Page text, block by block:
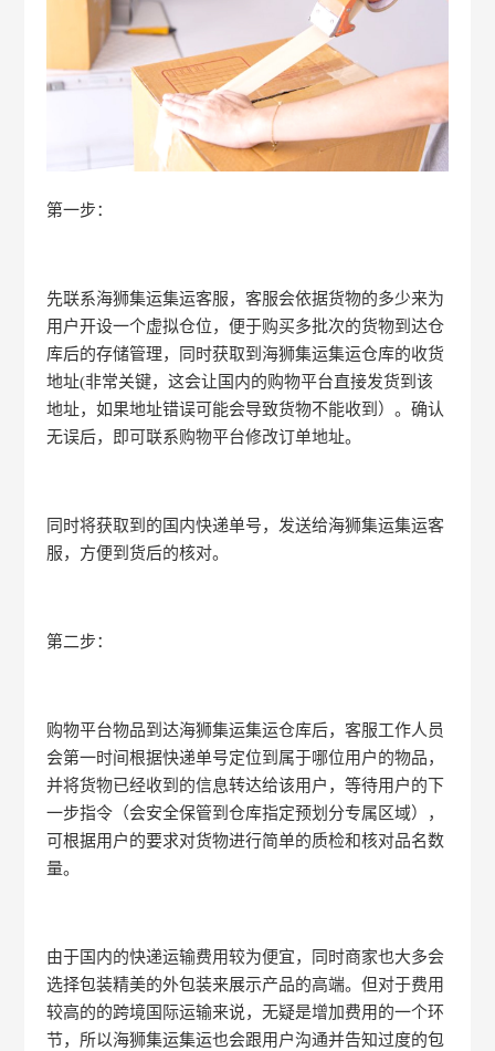
第一步：
先联系海狮集运集运客服，客服会依据货物的多少来为
用户开设一个虚拟仓位，便于购买多批次的货物到达仓
库后的存储管理，同时获取到海狮集运集运仓库的收货
地址(非常关键，这会让国内的购物平台直接发货到该
地址，如果地址错误可能会导致货物不能收到）。确认
无误后，即可联系购物平台修改订单地址。
同时将获取到的国内快递单号，发送给海狮集运集运客
服，方便到货后的核对。
第二步：
购物平台物品到达海狮集运集运仓库后，客服工作人员
会第一时间根据快递单号定位到属于哪位用户的物品，
并将货物已经收到的信息转达给该用户，等待用户的下
一步指令（会安全保管到仓库指定预划分专属区域），
可根据用户的要求对货物进行简单的质检和核对品名数
量。
由于国内的快递运输费用较为便宜，同时商家也大多会
选择包装精美的外包装来展示产品的高端。但对于费用
较高的的跨境国际运输来说，无疑是增加费用的一个环
节，所以海狮集运集运也会跟用户沟通并告知过度的包